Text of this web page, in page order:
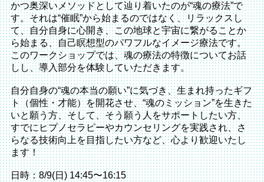
かつ奥深いメソッドとして辿り着いたのが“魂の療法”で
す。それは“催眠”から始まるのではなく、リラックスし
て、自分自身に心開き、この地球と宇宙に繋がることか
ら始まる、自己瞑想型のパワフルなイメージ療法です。
このワークショップでは、魂の療法の特徴についてお話
しし、導入部分を体験していただきます。
自分自身の“魂の本当の願い”に気づき、生まれ持ったギフ
ト（個性・才能）を開花させ、“魂のミッション”を生きた
いと願う方、そして、そう願う人をサポートしたい方、
すでにヒプノセラピーやカウンセリングを実践され、さ
らなる技術向上を目指したい方など、心より歓迎いたし
ます！
日時：8/9(日) 14:45〜16:15